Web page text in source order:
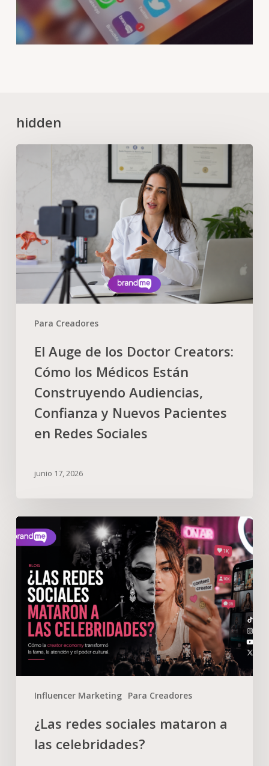
hidden
Para Creadores
El Auge de los Doctor Creators:
Cómo los Médicos Están
Construyendo Audiencias,
Confianza y Nuevos Pacientes
en Redes Sociales
junio 17, 2026
Influencer Marketing Para Creadores
¿Las redes sociales mataron a
las celebridades?